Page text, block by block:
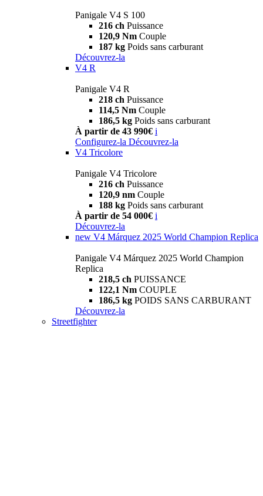
Panigale V4 S 100
216 ch Puissance
120,9 Nm Couple
187 kg Poids sans carburant
Découvrez-la
V4 R
Panigale V4 R
218 ch Puissance
114,5 Nm Couple
186,5 kg Poids sans carburant
À partir de 43 990€ i
Configurez-la Découvrez-la
V4 Tricolore
Panigale V4 Tricolore
216 ch Puissance
120,9 nm Couple
188 kg Poids sans carburant
À partir de 54 000€ i
Découvrez-la
new V4 Márquez 2025 World Champion Replica
Panigale V4 Márquez 2025 World Champion
Replica
218,5 ch PUISSANCE
122,1 Nm COUPLE
186,5 kg POIDS SANS CARBURANT
Découvrez-la
Streetfighter